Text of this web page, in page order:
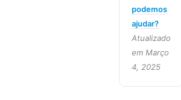
podemos
ajudar?
Atualizado
em Março
4, 2025